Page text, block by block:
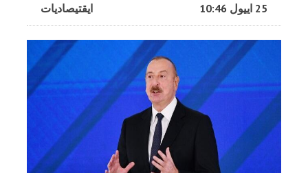
ایقتیصادیات 25 اییول 10:46